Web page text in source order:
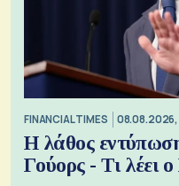
FINANCIAL TIMES
Η λάθος
Γούορς - Τι λέει